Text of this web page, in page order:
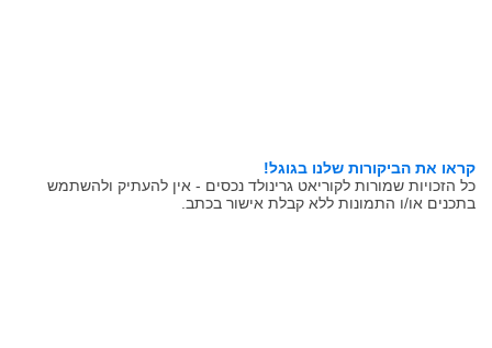
קראו את הביקורות שלנו בגוגל!
כל הזכויות שמורות לקוריאט גרינולד נכסים - אין להעתיק ולהשתמש
בתכנים או/ו התמונות ללא קבלת אישור בכתב.